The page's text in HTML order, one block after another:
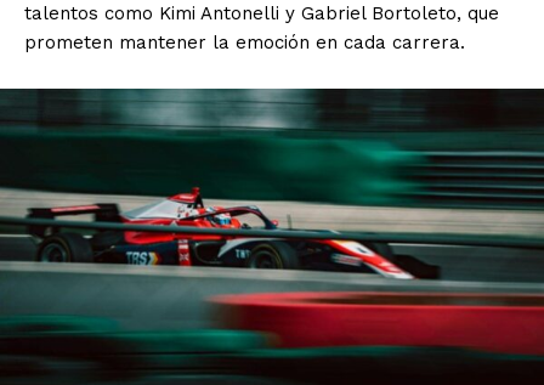
talentos como Kimi Antonelli y Gabriel Bortoleto, que
prometen mantener la emoción en cada carrera.